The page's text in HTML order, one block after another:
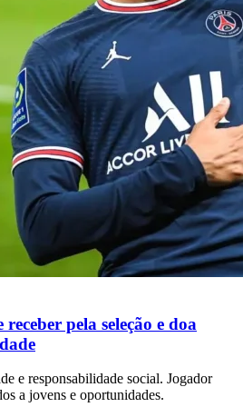
pela seleção e doa
e responsabilidade social. Jogador
a jovens e oportunidades.